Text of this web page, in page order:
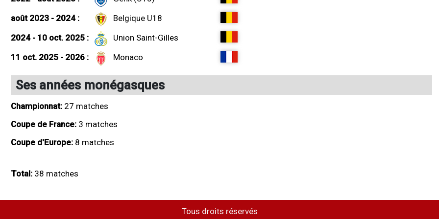
août 2023 - 2024 :
Belgique U18
2024 - 10 oct. 2025 :
Union Saint-Gilles
11 oct. 2025 - 2026 :
Monaco
Ses années monégasques
Championnat: 27 matches
Coupe de France: 3 matches
Coupe d'Europe: 8 matches
Total: 38 matches
Tous droits réservés